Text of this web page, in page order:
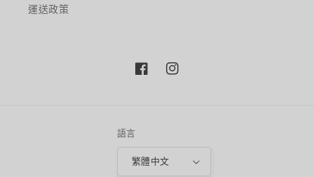
運送政策
FacebookInstagram
語言
繁體中文